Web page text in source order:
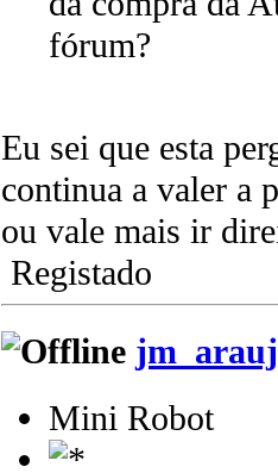
fórum?
Eu sei que esta
continua a valer a
ou vale mais ir
Registado
Mini Robot